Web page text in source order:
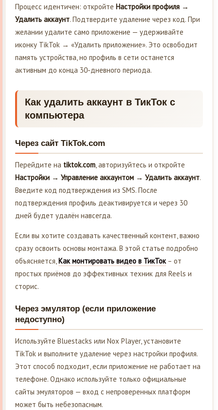
Процесс идентичен: откройте Настройки профиля →
Удалить аккаунт. Подтвердите удаление через код. При
желании удалите само приложение — удерживайте
иконку TikTok → «Удалить приложение». Это освободит
память устройства, но профиль в сети останется
активным до конца 30-дневного периода.
Как удалить аккаунт в ТикТок с
компьютера
Через сайт TikTok.com
Перейдите на tiktok.com, авторизуйтесь и откройте
Настройки → Управление аккаунтом → Удалить аккаунт.
Введите код подтверждения из SMS. После
подтверждения профиль деактивируется и через 30
дней будет удалён навсегда.
Если вы хотите создавать качественный контент, важно
сразу освоить основы монтажа. В этой статье подробно
объясняется, Как монтировать видео в ТикТок– от
простых приёмов до эффективных техник для Reels и
сторис.
Через эмулятор (если приложение
недоступно)
Используйте Bluestacks или Nox Player, установите
TikTok и выполните удаление через настройки профиля.
Этот способ подходит, если приложение не работает на
телефоне. Однако используйте только официальные
сайты эмуляторов — вход с непроверенных платформ
может быть небезопасным.